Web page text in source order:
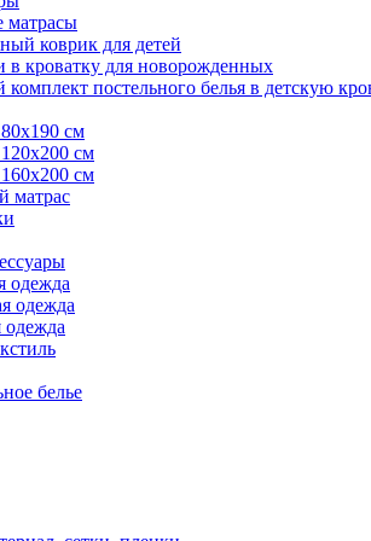
матрасы
коврик для детей
в кроватку для новорожденных
комплект постельного белья в детскую
см
см
см
матрас
одежда
одежда
одежда
белье